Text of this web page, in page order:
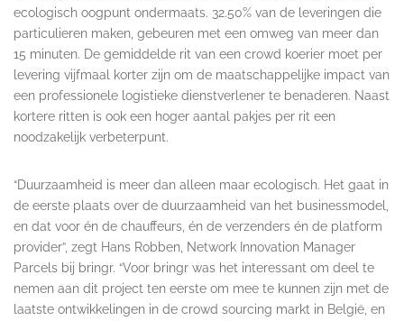
ecologisch oogpunt ondermaats. 32.50% van de leveringen die
particulieren maken, gebeuren met een omweg van meer dan
15 minuten. De gemiddelde rit van een crowd koerier moet per
levering vijfmaal korter zijn om de maatschappelijke impact van
een professionele logistieke dienstverlener te benaderen. Naast
kortere ritten is ook een hoger aantal pakjes per rit een
noodzakelijk verbeterpunt.
“Duurzaamheid is meer dan alleen maar ecologisch. Het gaat in
de eerste plaats over de duurzaamheid van het businessmodel,
en dat voor én de chauffeurs, én de verzenders én de platform
provider”, zegt Hans Robben, Network Innovation Manager
Parcels bij bringr. “Voor bringr was het interessant om deel te
nemen aan dit project ten eerste om mee te kunnen zijn met de
laatste ontwikkelingen in de crowd sourcing markt in België, en